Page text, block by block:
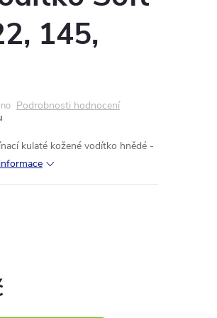
145,
Podrobnosti hodnocení
kulaté kožené vodítko hnědé -